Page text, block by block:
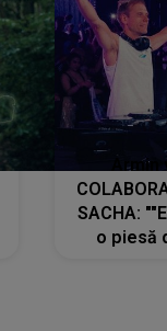
SACHA:
o piesă